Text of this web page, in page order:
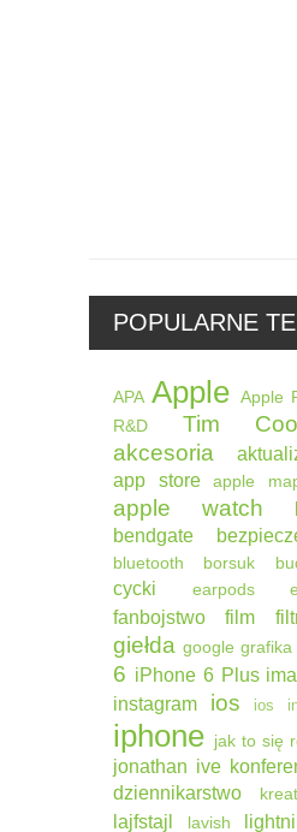
POPULARNE
APA Apple Apple
R&D Tim
akcesoria
app store
apple
apple watch
bendgate
bluetooth
borsuk
cycki earpods
fanbojstwo
film
giełda google grafika
6 iPhone 6 Plus
instagram ios ios
iphone jak to się
jonathan ive
dziennikarstwo
lajfstajl lavish